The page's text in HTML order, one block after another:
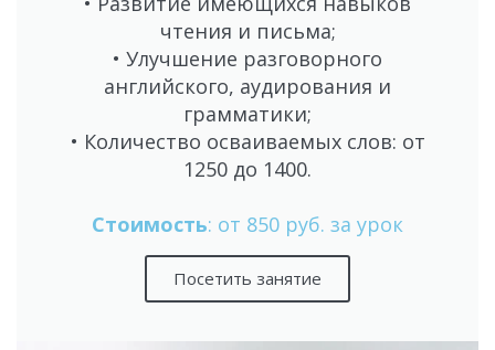
чтения и письма;
• Улучшение разговорного
английского, аудирования и
грамматики;
• Количество осваиваемых слов: от
1250 до 1400.
Стоимость: от 850 руб. за урок
Посетить занятие